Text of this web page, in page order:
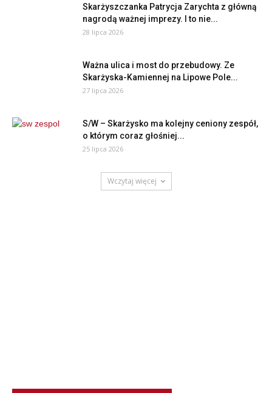
Skarżyszczanka Patrycja Zarychta z główną
nagrodą ważnej imprezy. I to nie...
28 lipca 2026
Ważna ulica i most do przebudowy. Ze
Skarżyska-Kamiennej na Lipowe Pole...
27 lipca 2026
S/W – Skarżysko ma kolejny ceniony zespół,
o którym coraz głośniej...
25 lipca 2026
Wczytaj więcej